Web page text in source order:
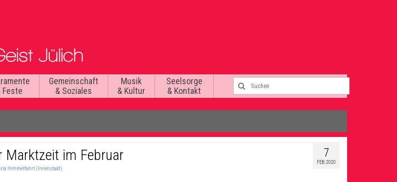
Feste
Gemeinschaft
& Soziales
Musik
& Kultur
Seelsorge
& Kontakt
7
FEB. 2020
Marktzeit im Februar
Himmelfahrt (Innenstadt)